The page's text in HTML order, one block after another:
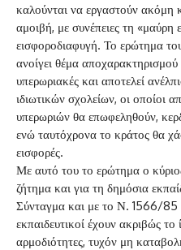
καλούνται να εργαστούν ακόμη
αμοιβή, με συνέπειες τη «μαύρη
εισφοροδιαφυγή. Το ερώτημα
ανοίγει θέμα
υπερωριακές και αποτελεί
ιδιωτικών σχολείων, οι οποίοι
υπερωριών θα επωφεληθούν,
ενώ ταυτόχρονα το κράτος θα
εισφορές.
Με αυτό του το ερώτημα ο
ζήτημα και για τη δημόσια
Σύνταγμα και με το Ν. 1566/85
εκπαιδευτικοί έχουν ακριβώς το
αρμοδιότητες, τυχόν μη